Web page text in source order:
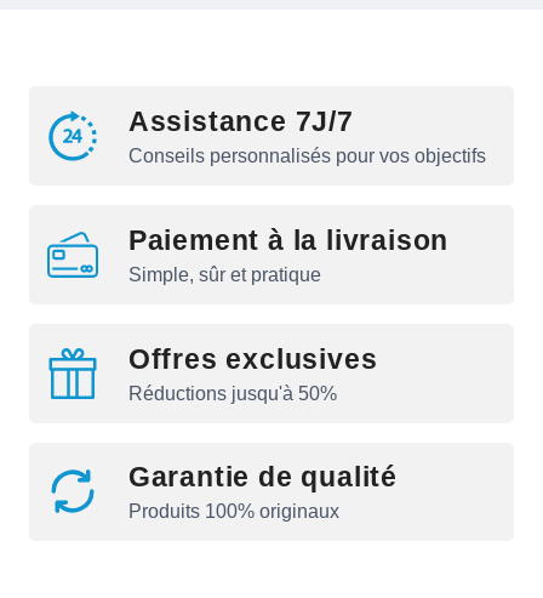
Assistance 7J/7
Conseils personnalisés pour vos objectifs
Paiement à la livraison
Simple, sûr et pratique
Offres exclusives
Réductions jusqu'à 50%
Garantie de qualité
Produits 100% originaux